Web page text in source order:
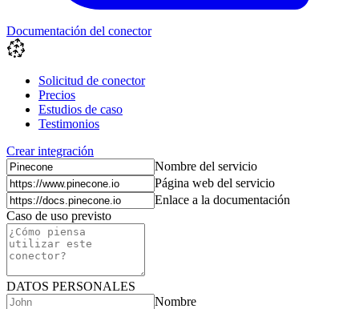
Documentación del conector
Solicitud de conector
Precios
Estudios de caso
Testimonios
Crear integración
Nombre del servicio
Página web del servicio
Enlace a la documentación
Caso de uso previsto
DATOS PERSONALES
Nombre